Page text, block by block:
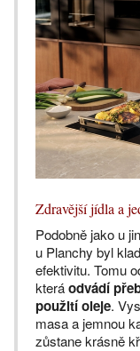
Zdravější jídla a
Podobně jako u
u Planchy byl
efektivitu. Tomu
kteráodvádí
použití oleje.
masa a jemnou
zůstane krásně